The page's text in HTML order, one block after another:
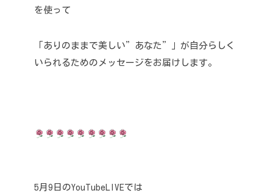
を使って
「ありのままで美しい”あなた”」が自分らしく
いられるためのメッセージをお届けします。
5月9日のYouTubeLIVEでは